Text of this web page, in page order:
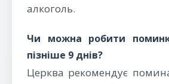
алкоголь.
Чи можна робити
пізніше 9 днів?
Церква рекомендує